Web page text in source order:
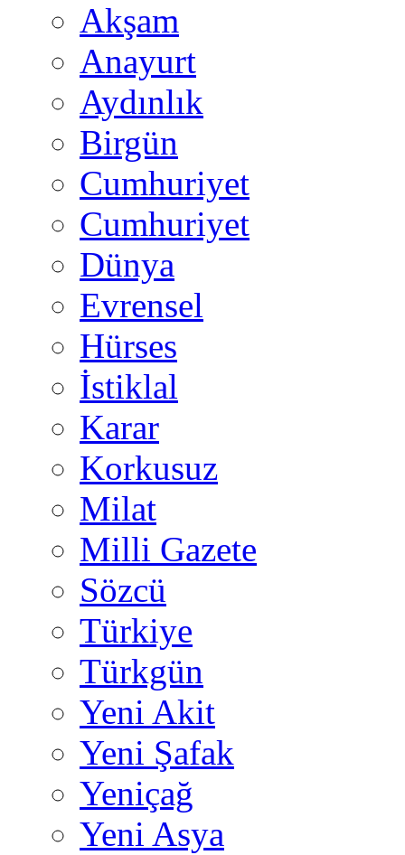
Akşam
Anayurt
Aydınlık
Birgün
Cumhuriyet
Cumhuriyet
Dünya
Evrensel
Hürses
İstiklal
Karar
Korkusuz
Milat
Milli Gazete
Sözcü
Türkiye
Türkgün
Yeni Akit
Yeni Şafak
Yeniçağ
Yeni Asya